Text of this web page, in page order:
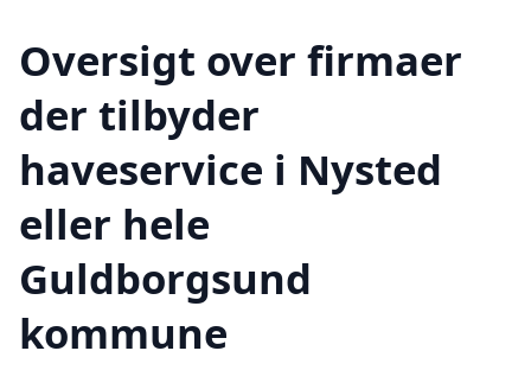
Oversigt over firmaer
der tilbyder
haveservice i Nysted
eller hele
Guldborgsund
kommune